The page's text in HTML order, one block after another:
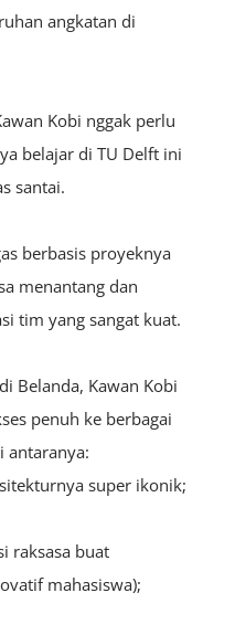
angkatan di
Kobi nggak perlu
belajar di TU Delft ini
santai.
berbasis proyeknya
menantang dan
tim yang sangat kuat.
Belanda, Kawan Kobi
penuh ke berbagai
antaranya:
super ikonik;
raksasa buat
mahasiswa);